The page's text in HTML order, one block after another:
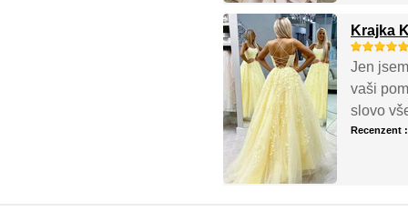
Krajka
Jen
vaši
slovo
Recenzent